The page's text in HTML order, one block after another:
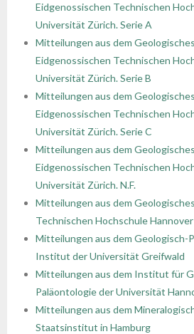
Eidgenossischen Technischen
Universität Zürich. Serie A
Mitteilungen aus dem
Eidgenossischen Technischen
Universität Zürich. Serie B
Mitteilungen aus dem
Eidgenossischen Technischen
Universität Zürich. Serie C
Mitteilungen aus dem
Eidgenossischen Technischen
Universität Zürich. N.F.
Mitteilungen aus dem
Technischen Hochschule Hannover
Mitteilungen aus dem Geologisch-
Institut der Universität Greifwald
Mitteilungen aus dem Institut für
Paläontologie der Universität
Mitteilungen aus dem
Staatsinstitut in Hamburg